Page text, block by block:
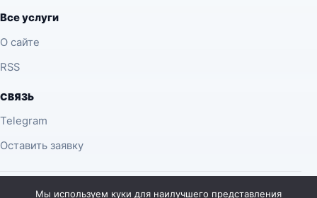
Все услуги
О сайте
RSS
СВЯЗЬ
Telegram
Оставить заявку
© 2026 desing.com.ua — материалы о SEO, веб-дизайне,
Мы используем куки для наилучшего представления